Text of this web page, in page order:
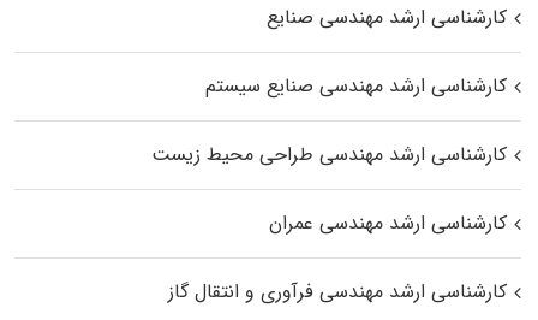
کارشناسی ارشد مهندسی صنایع
کارشناسی ارشد مهندسی صنایع سیستم
کارشناسی ارشد مهندسی طراحی محیط زیست
کارشناسی ارشد مهندسی عمران
کارشناسی ارشد مهندسی فرآوری و انتقال گاز